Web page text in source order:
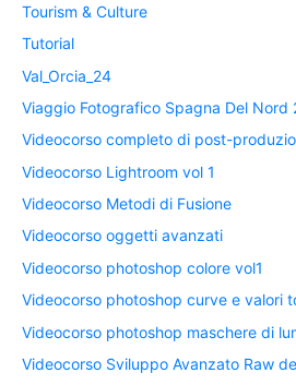
Tourism & Culture
Tutorial
Val_Orcia_24
Viaggio Fotografico Spagna Del Nord
Videocorso completo di post-
Videocorso Lightroom vol 1
Videocorso Metodi di Fusione
Videocorso oggetti avanzati
Videocorso photoshop colore vol1
Videocorso photoshop curve e valori
Videocorso photoshop maschere di
Videocorso Sviluppo Avanzato Raw